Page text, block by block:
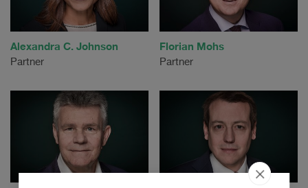
Alexandra C. Johnson
Partner
Florian Mohs
Partner